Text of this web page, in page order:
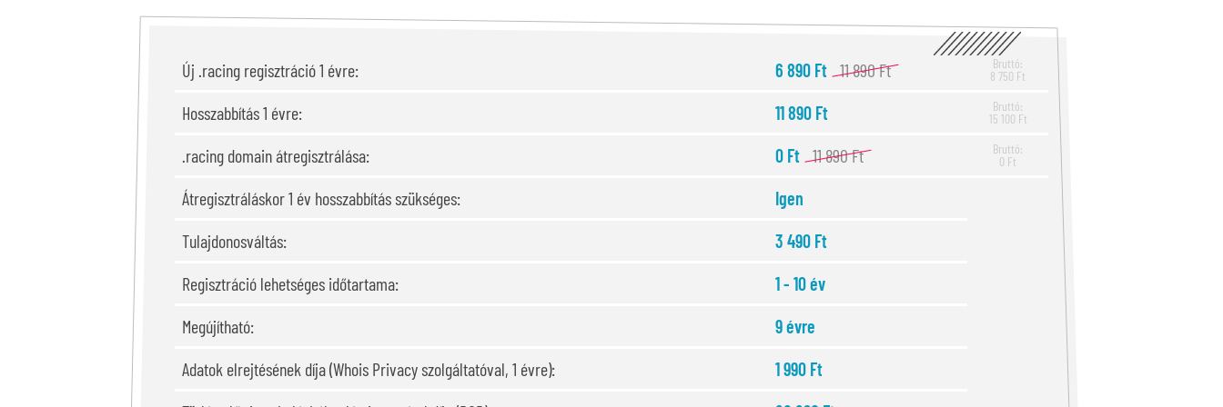
Új .racing regisztráció 1 évre: 6 890 Ft 11 890 Ft
Bruttó:
8 750 Ft
Hosszabbítás 1 évre: 11 890 Ft
Bruttó:
15 100 Ft
.racing domain átregisztrálása: 0 Ft 11 890 Ft
Bruttó:
0 Ft
Átregisztráláskor 1 év hosszabbítás szükséges:
Igen
Tulajdonosváltás:
3 490 Ft
Regisztráció lehetséges időtartama:
1 - 10 év
Megújítható:
9 évre
Adatok elrejtésének díja (Whois Privacy szolgáltatóval, 1 évre):
1 990 Ft